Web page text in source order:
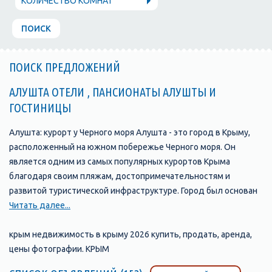
ПОИСК
ПОИСК ПРЕДЛОЖЕНИЙ
АЛУШТА ОТЕЛИ , ПАНСИОНАТЫ АЛУШТЫ И
ГОСТИНИЦЫ
Алушта: курорт у Черного моря Алушта - это город в Крыму,
расположенный на южном побережье Черного моря. Он
является одним из самых популярных курортов Крыма
благодаря своим пляжам, достопримечательностям и
развитой туристической инфраструктуре. Город был основан
в 1837 году и с тех пор стал одним из главных туристических
пансионатов, санаториев и гостевых домов, которые
предлагают своим гостям комфортабельные номера и
широкий выбор услуг. Одной из главных
Читать далее...
крым недвижимость в крыму 2026 купить, продать, аренда,
цены фотографии. КРЫМ